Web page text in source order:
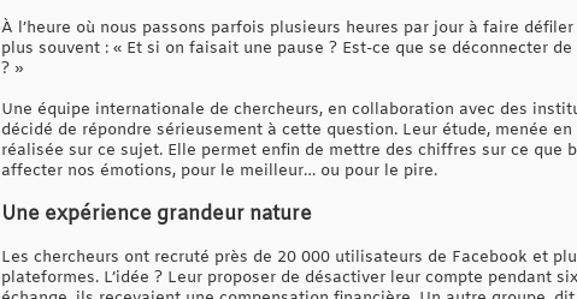
À l’heure où nous passons parfois plusieurs heures par jour à faire
plus souvent : « Et si on faisait une pause ? Est-ce que se déconnecter
? »
Une équipe internationale de chercheurs, en collaboration avec des
décidé de répondre sérieusement à cette question. Leur étude, menée
réalisée sur ce sujet. Elle permet enfin de mettre des chiffres sur ce
affecter nos émotions, pour le meilleur… ou pour le pire.
Une expérience grandeur nature
Les chercheurs ont recruté près de 20 000 utilisateurs de Facebook et
plateformes. L’idée ? Leur proposer de désactiver leur compte pendant